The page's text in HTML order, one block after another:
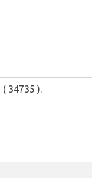
34735 ).